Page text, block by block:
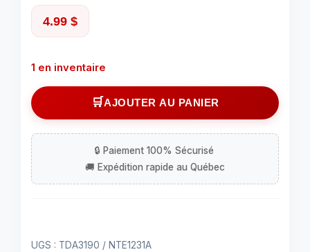
4.99 $
1 en inventaire
quantité
de
TDA3190
AJOUTER AU PANIER
UGS : TDA3190 / NTE1231A